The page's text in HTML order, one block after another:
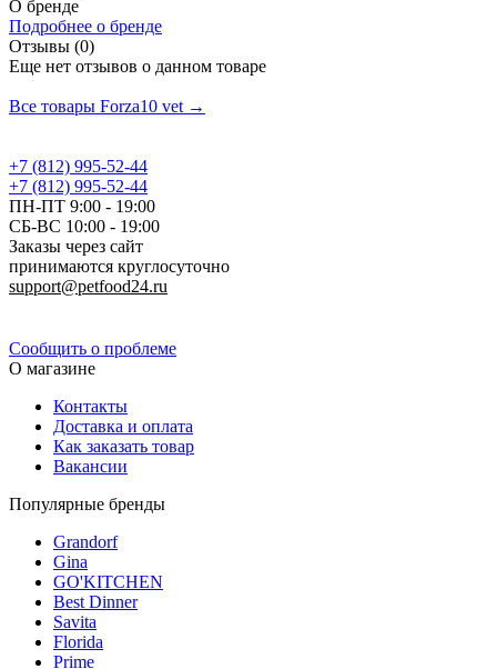
О бренде
Подробнее о бренде
Отзывы (0)
Еще нет отзывов о данном товаре
Все товары Forza10 vet →
+7 (812) 995-52-44
+7 (812) 995-52-44
ПН-ПТ 9:00 - 19:00
СБ-ВС 10:00 - 19:00
Заказы через сайт
принимаются круглосуточно
support@petfood24.ru
Сообщить о проблеме
О магазине
Контакты
Доставка и оплата
Как заказать товар
Вакансии
Популярные бренды
Grandorf
Gina
GO'KITCHEN
Best Dinner
Savita
Florida
Prime